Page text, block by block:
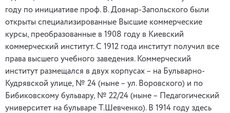
году по инициативе проф. В. Довнар-Запольского были
открыты специализированные Высшие коммерческие
курсы, преобразованные в 1908 году в Киевский
коммерческий институт. С 1912 года институт получил все
права высшего учебного заведения. Коммерческий
институт размещался в двух корпусах – на Бульварно-
Кудрявской улице, № 24 (ныне – ул. Воровского) и по
Бибиковскому бульвару, № 22/24 (ныне – Педагогический
университет на бульваре Т.Шевченко). В 1914 году здесь